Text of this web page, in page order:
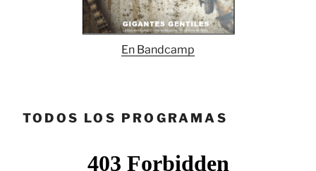
En Bandcamp
TODOS LOS PROGRAMAS